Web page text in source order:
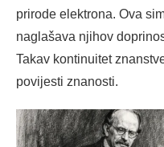
prirode elektrona. Ova
naglašava njihov
Takav kontinuitet
povijesti znanosti.